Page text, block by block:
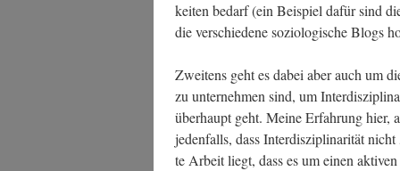
kei­ten bedarf (ein Bei­spiel dafür sind
die ver­schie­de­ne sozio­lo­gi­sche Blogs
Zwei­tens geht es dabei aber auch um
zu unter­neh­men sind, um
über­haupt geht. Mei­ne Erfah­rung hier,
jeden­falls, dass Inter­dis­zi­pli­na­ri­tät
te Arbeit liegt, dass es um einen